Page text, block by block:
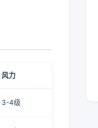
风力
3-4级